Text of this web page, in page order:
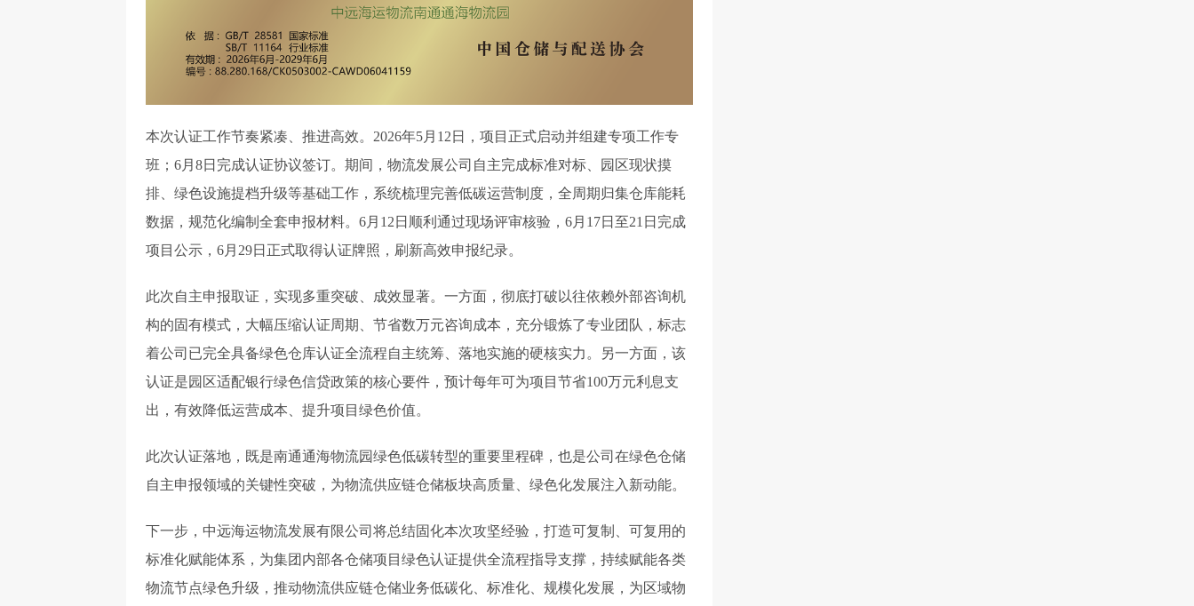
本次认证工作节奏紧凑、推进高效。2026年5月12日，项目正式启动并组建专项工作专
班；6月8日完成认证协议签订。期间，物流发展公司自主完成标准对标、园区现状摸
排、绿色设施提档升级等基础工作，系统梳理完善低碳运营制度，全周期归集仓库能耗
数据，规范化编制全套申报材料。6月12日顺利通过现场评审核验，6月17日至21日完成
项目公示，6月29日正式取得认证牌照，刷新高效申报纪录。
此次自主申报取证，实现多重突破、成效显著。一方面，彻底打破以往依赖外部咨询机
构的固有模式，大幅压缩认证周期、节省数万元咨询成本，充分锻炼了专业团队，标志
着公司已完全具备绿色仓库认证全流程自主统筹、落地实施的硬核实力。另一方面，该
认证是园区适配银行绿色信贷政策的核心要件，预计每年可为项目节省100万元利息支
出，有效降低运营成本、提升项目绿色价值。
此次认证落地，既是南通通海物流园绿色低碳转型的重要里程碑，也是公司在绿色仓储
自主申报领域的关键性突破，为物流供应链仓储板块高质量、绿色化发展注入新动能。
下一步，中远海运物流发展有限公司将总结固化本次攻坚经验，打造可复制、可复用的
标准化赋能体系，为集团内部各仓储项目绿色认证提供全流程指导支撑，持续赋能各类
物流节点绿色升级，推动物流供应链仓储业务低碳化、标准化、规模化发展，为区域物